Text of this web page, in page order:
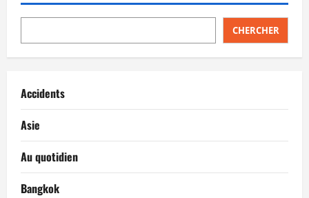
CHERCHER
Accidents
Asie
Au quotidien
Bangkok